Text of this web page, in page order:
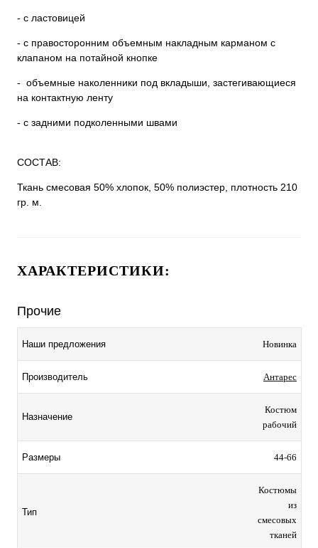
- с ластовицей
- с правосторонним объемным накладным карманом с
клапаном на потайной кнопке
- объемные наколенники под вкладыши, застегивающиеся
на контактную ленту
- с задними подколенными швами
СОСТАВ:
Ткань смесовая 50% хлопок, 50% полиэстер, плотность 210
гр. м.
ХАРАКТЕРИСТИКИ:
Прочие
Наши предложения Новинка
Производитель Антарес
Назначение
Костюм
рабочий
Размеры 44-66
Тип
Костюмы
из
смесовых
тканей